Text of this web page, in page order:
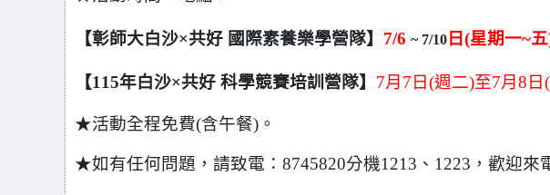
【彰師大白沙×共好 國際素養樂學營隊】 7/6 ~ 7/10 日(星期一~
【115年白沙×共好 科學競賽培訓營隊】 7月7日(週二)至7月8日
★活動全程免費(含午餐)。
★如有任何問題，請致電：8745820分機1213、1223，歡迎來